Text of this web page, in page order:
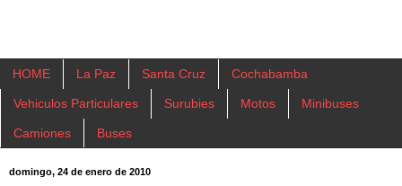
HOME La Paz Santa Cruz Cochabamba
Vehiculos Particulares Surubies Motos Minibuses
Camiones Buses
domingo, 24 de enero de 2010